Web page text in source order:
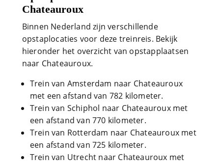
Chateauroux
Binnen Nederland zijn verschillende
opstaplocaties voor deze treinreis. Bekijk
hieronder het overzicht van opstapplaatsen
naar Chateauroux.
Trein van Amsterdam naar Chateauroux
met een afstand van 782 kilometer.
Trein van Schiphol naar Chateauroux met
een afstand van 770 kilometer.
Trein van Rotterdam naar Chateauroux met
een afstand van 725 kilometer.
Trein van Utrecht naar Chateauroux met